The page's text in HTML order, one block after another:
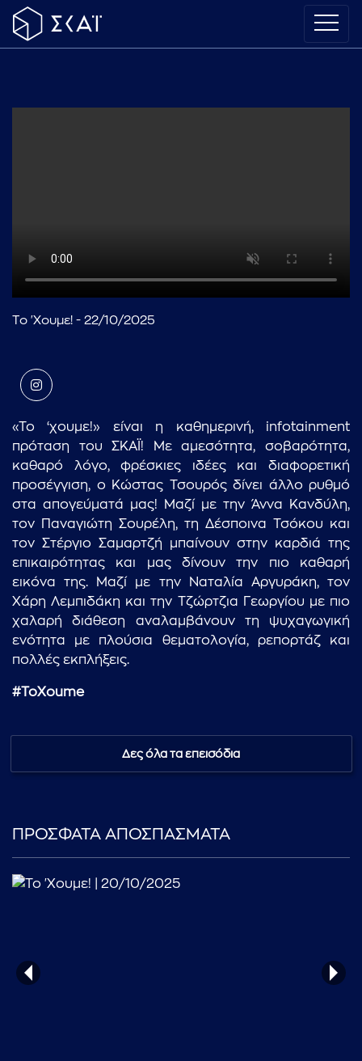
Το 'Χουμε! - 22/10/2025
«Το ‘χουμε!» είναι η καθημερινή, infotainment
πρόταση του ΣΚΑΪ! Με αμεσότητα, σοβαρότητα,
καθαρό λόγο, φρέσκιες ιδέες και διαφορετική
προσέγγιση, ο Κώστας Τσουρός δίνει άλλο ρυθμό
στα απογεύματά μας! Μαζί με την Άννα Κανδύλη,
τον Παναγιώτη Σουρέλη, τη Δέσποινα Τσόκου και
τον Στέργιο Σαμαρτζή μπαίνουν στην καρδιά της
επικαιρότητας και μας δίνουν την πιο καθαρή
εικόνα της. Μαζί με την Ναταλία Αργυράκη, τον
Χάρη Λεμπιδάκη και την Τζώρτζια Γεωργίου με πιο
χαλαρή διάθεση αναλαμβάνουν τη ψυχαγωγική
ενότητα με πλούσια θεματολογία, ρεπορτάζ και
πολλές εκπλήξεις.
#ToXoume
Δες όλα τα επεισόδια
ΠΡΟΣΦΑΤΑ ΑΠΟΣΠΑΣΜΑΤΑ